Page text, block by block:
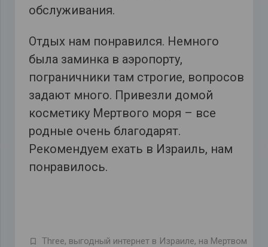
обслуживания.
Отдых нам понравился. Немного
была заминка в аэропорту,
пограничники там строгие, вопросов
задают много. Привезли домой
косметику Мертвого моря – все
родные очень благодарят.
Рекомендуем ехать в Израиль, нам
понравилось.
Three, выгодный интернет в Израиле, на Мертвом